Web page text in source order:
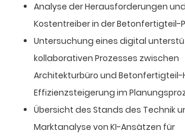
Analyse der Herausforderungen und
Kostentreiber in der Betonfertigteil-
Untersuchung eines digital
kollaborativen Prozesses zwischen
Architekturbüro und Betonfertigteil-
Effizienzsteigerung im
Übersicht des Stands des Technik
Marktanalyse von KI-Ansätzen für